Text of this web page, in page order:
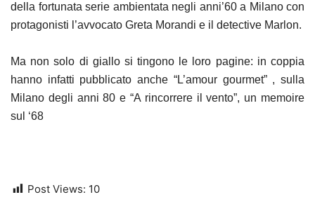
della fortunata serie ambientata negli anni’60 a Milano con
protagonisti l’avvocato Greta Morandi e il detective Marlon.
Ma non solo di giallo si tingono le loro pagine: in coppia
hanno infatti pubblicato anche “L’amour gourmet” , sulla
Milano degli anni 80 e “A rincorrere il vento”, un memoire
sul ‘68
Post Views: 10